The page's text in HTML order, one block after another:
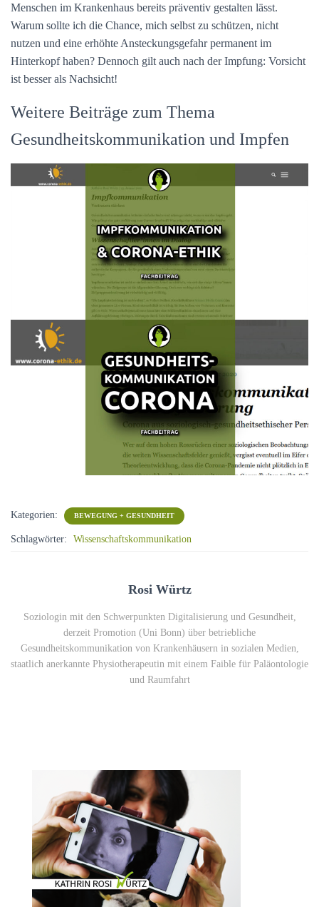
Menschen im Krankenhaus bereits präventiv gestalten lässt.
Warum sollte ich die Chance, mich selbst zu schützen, nicht
nutzen und eine erhöhte Ansteckungsgefahr permanent im
Hinterkopf haben? Dennoch gilt auch nach der Impfung: Vorsicht
ist besser als Nachsicht!
Weitere Beiträge zum Thema
Gesundheitskommunikation und Impfen
Kategorien: BEWEGUNG + GESUNDHEIT
Schlagwörter: Wissenschaftskommunikation
Rosi Würtz
Soziologin mit den Schwerpunkten Digitalisierung und Gesundheit,
derzeit Promotion (Uni Bonn) über betriebliche
Gesundheitskommunikation von Krankenhäusern in sozialen Medien,
staatlich anerkannte Physiotherapeutin mit einem Faible für Paläontologie
und Raumfahrt